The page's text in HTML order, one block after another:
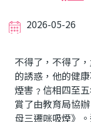
2026-05-26
不得了，不得了
的誘惑，他的健
煙害﹖信相四至
賞了由教育局協
母三遷咪吸煙》